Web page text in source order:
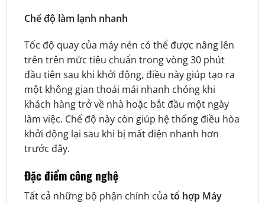
Chế độ làm lạnh nhanh
Tốc độ quay của máy nén có thể được nâng lên
trên trên mức tiêu chuẩn trong vòng 30 phút
đầu tiên sau khi khởi động, điều này giúp tạo ra
một không gian thoải mái nhanh chóng khi
khách hàng trở về nhà hoặc bắt đầu một ngày
làm việc. Chế độ này còn giúp hệ thống điều hòa
khởi động lại sau khi bị mất điện nhanh hơn
trước đây.
Đặc điểm công nghệ
Tất cả những bộ phận chính của tổ hợp Máy